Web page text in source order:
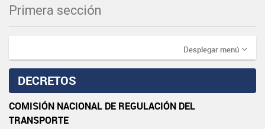
Primera sección
Desplegar menú
DECRETOS
COMISIÓN NACIONAL DE REGULACIÓN DEL
TRANSPORTE